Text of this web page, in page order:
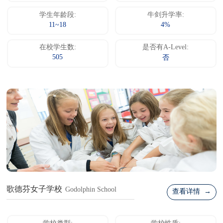
学生年龄段:
11~18
牛剑升学率:
4%
在校学生数:
505
是否有A-Level:
否
歌德芬女子学校 Godolphin School 查看详情 →